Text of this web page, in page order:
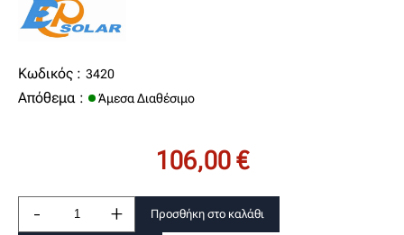
Κωδικός : 3420
Απόθεμα : Άμεσα Διαθέσιμο
106,00 €
- + Προσθήκη στο καλάθι